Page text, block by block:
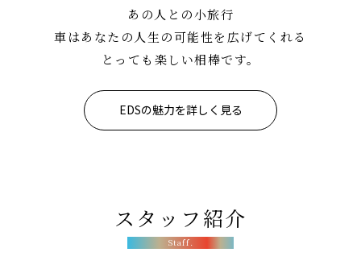
あの人との小旅行
車はあなたの人生の可能性を広げてくれる
とっても楽しい相棒です。
EDSの魅力を詳しく見る
スタッフ紹介
Staff.